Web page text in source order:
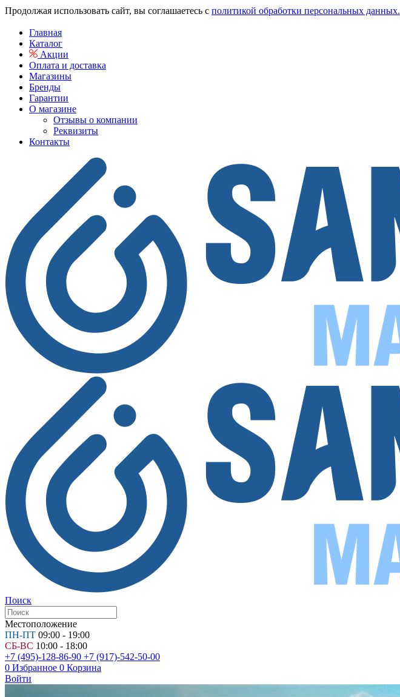
Продолжая использовать сайт, вы соглашаетесь с политикой обработки персональных данных.
Главная
Каталог
Акции
Оплата и доставка
Магазины
Бренды
Гарантии
О магазине
Отзывы о компании
Реквизиты
Контакты
Поиск
Местоположение
ПН-ПТ 09:00 - 19:00
СБ-ВС 10:00 - 18:00
+7 (495)-128-86-90 +7 (917)-542-50-00
0 Избранное 0 Корзина
Войти